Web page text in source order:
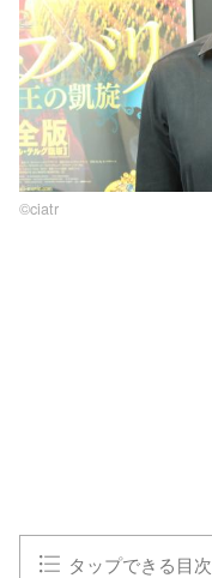
©ciatr
タップできる目次